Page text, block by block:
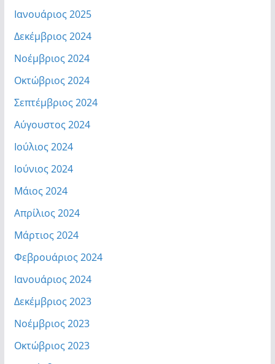
Ιανουάριος 2025
Δεκέμβριος 2024
Νοέμβριος 2024
Οκτώβριος 2024
Σεπτέμβριος 2024
Αύγουστος 2024
Ιούλιος 2024
Ιούνιος 2024
Μάιος 2024
Απρίλιος 2024
Μάρτιος 2024
Φεβρουάριος 2024
Ιανουάριος 2024
Δεκέμβριος 2023
Νοέμβριος 2023
Οκτώβριος 2023